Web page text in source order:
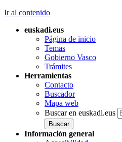
Ir al contenido
euskadi.eus
Página de inicio
Temas
Gobierno Vasco
Trámites
Herramientas
Contacto
Buscador
Mapa web
Buscar en euskadi.eus
Información general